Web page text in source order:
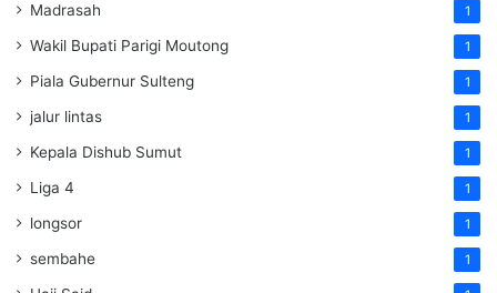
Madrasah 1
Wakil Bupati Parigi Moutong 1
Piala Gubernur Sulteng 1
jalur lintas 1
Kepala Dishub Sumut 1
Liga 4 1
longsor 1
sembahe 1